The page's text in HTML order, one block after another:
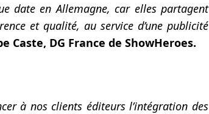
date en Allemagne, car elles partagent
et qualité, au service d’une publicité
Caste, DG France de ShowHeroes.
à nos clients éditeurs l’intégration des